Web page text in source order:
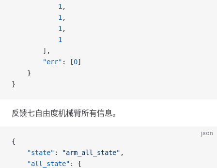
            1
,
            1
,
            1
,
            1
        ],
        "err"
: [0]
    }
}
反馈七自由度机械臂所有信息。
json
{
    "state"
: "arm_all_state" ,
    "all_state"
: {